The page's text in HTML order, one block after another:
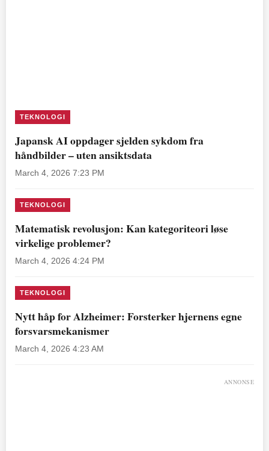
TEKNOLOGI
Japansk AI oppdager sjelden sykdom fra
håndbilder – uten ansiktsdata
March 4, 2026 7:23 PM
TEKNOLOGI
Matematisk revolusjon: Kan kategoriteori løse
virkelige problemer?
March 4, 2026 4:24 PM
TEKNOLOGI
Nytt håp for Alzheimer: Forsterker hjernens egne
forsvarsmekanismer
March 4, 2026 4:23 AM
ANNONSE